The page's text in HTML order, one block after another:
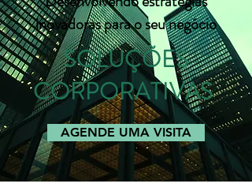
inovadoras para o seu negócio
SOLUÇÕES
CORPORATIVAS
AGENDE UMA VISITA